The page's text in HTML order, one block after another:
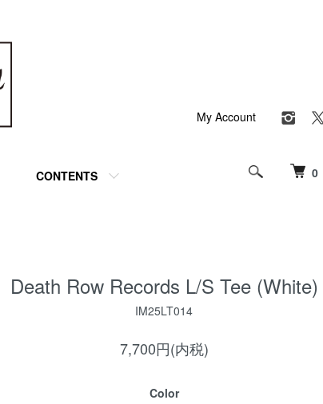
0
CONTENTS
My Account
Death Row Records L/S Tee (White)
IM25LT014
7,700円(内税)
Color